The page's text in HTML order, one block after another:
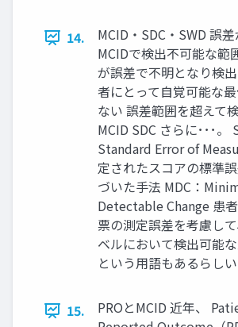
14.
MCID・SDC・SWD 誤差
MCIDで検出不可能な範
が誤差で不明となり検
者にとって自覚可能な
ない 誤差範囲を超えて
MCID SDC さらに･･･。
Standard Error of
定されたスコアの標準
づいた手法 MDC：
Detectable Change 患
票の測定誤差を考慮し
ベルにおいて検出可能
という用語もあるらしい
15.
PROとMCID 近年、